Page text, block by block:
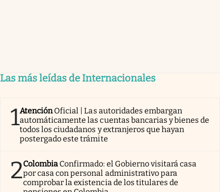
Las más leídas de Internacionales
1AtenciónOficial | Las autoridades embargan
automáticamente las cuentas bancarias y bienes de
todos los ciudadanos y extranjeros que hayan
postergado este trámite
2Colombia Confirmado: el Gobierno visitará casa
por casa con personal administrativo para
comprobar la existencia de los titulares de